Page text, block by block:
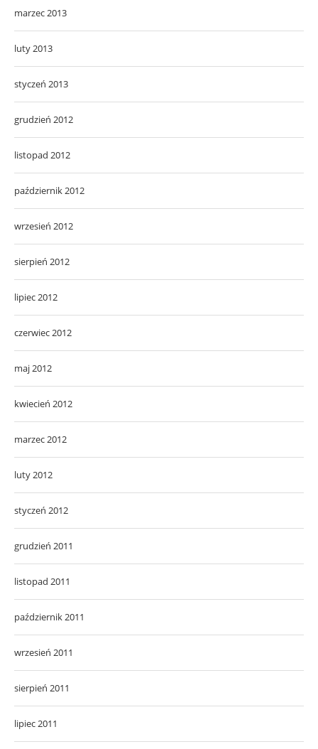
marzec 2013
luty 2013
styczeń 2013
grudzień 2012
listopad 2012
październik 2012
wrzesień 2012
sierpień 2012
lipiec 2012
czerwiec 2012
maj 2012
kwiecień 2012
marzec 2012
luty 2012
styczeń 2012
grudzień 2011
listopad 2011
październik 2011
wrzesień 2011
sierpień 2011
lipiec 2011